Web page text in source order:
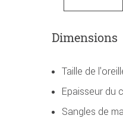
Dimensions
Taille de
Epaisseur du
Sangles de